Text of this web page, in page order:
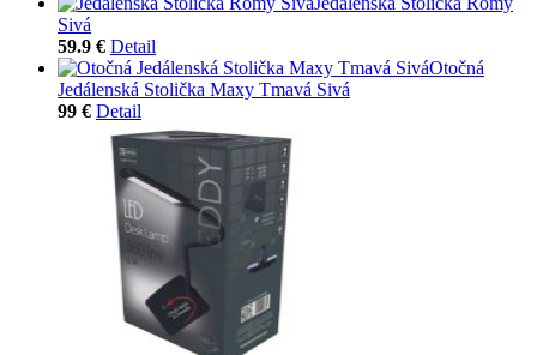
Sivá
59.9 € Detail
Otočná
Jedálenská Stolička Maxy Tmavá Sivá
99 € Detail